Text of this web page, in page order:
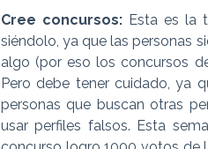
Cree concursos:Esta es la
siéndolo, ya que las personas
algo (por eso los concursos
Pero debe tener cuidado, ya
personas que buscan otras
usar perfiles falsos. Esta